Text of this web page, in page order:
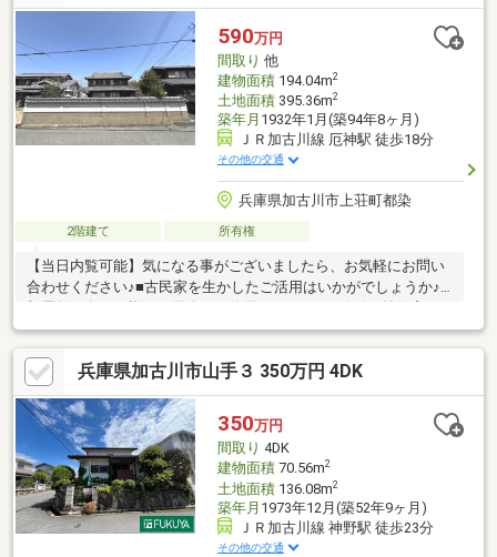
590万円
間取り 他
建物面積194.04m2
土地面積395.36m2
築年月 1932年1月(築94年8ヶ月)
ＪＲ加古川線 厄神駅 徒歩18分
その他の交通
兵庫県加古川市上荘町都染
2階建て 所有権
【当日内覧可能】気になる事がございましたら、お気軽にお問い
合わせください♪■古民家を生かしたご活用はいかがでしょうか♪■
て再建築可能です
兵庫県加古川市山手３ 350万円 4DK
350万円
間取り 4DK
建物面積70.56m2
土地面積136.08m2
築年月 1973年12月(築52年9ヶ月)
ＪＲ加古川線 神野駅 徒歩23分
その他の交通